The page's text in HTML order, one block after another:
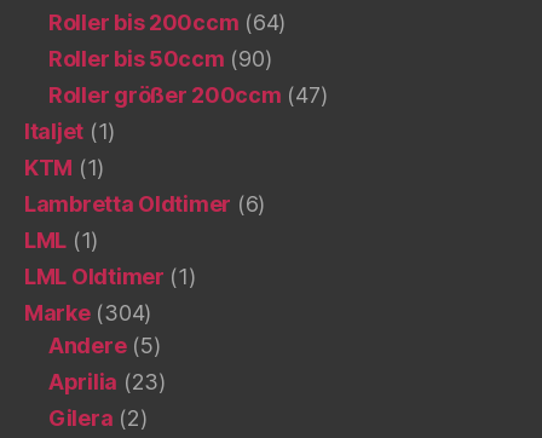
Roller bis 200ccm (64)
Roller bis 50ccm (90)
Roller größer 200ccm (47)
Italjet (1)
KTM (1)
Lambretta Oldtimer (6)
LML (1)
LML Oldtimer (1)
Marke(304)
Andere(5)
Aprilia (23)
Gilera (2)